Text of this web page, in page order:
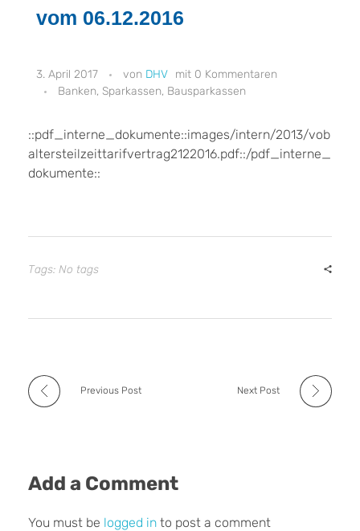
vom 06.12.2016
3. April 2017 DHV
0 Kommentaren
Banken, Sparkassen, Bausparkassen
::pdf_interne_dokumente::images/intern/2013/vob
altersteilzeittarifvertrag2122016.pdf::/pdf_interne_
dokumente::
Tags: No tags
Previous Post Next Post
Add a Comment
You must be logged in to post a comment